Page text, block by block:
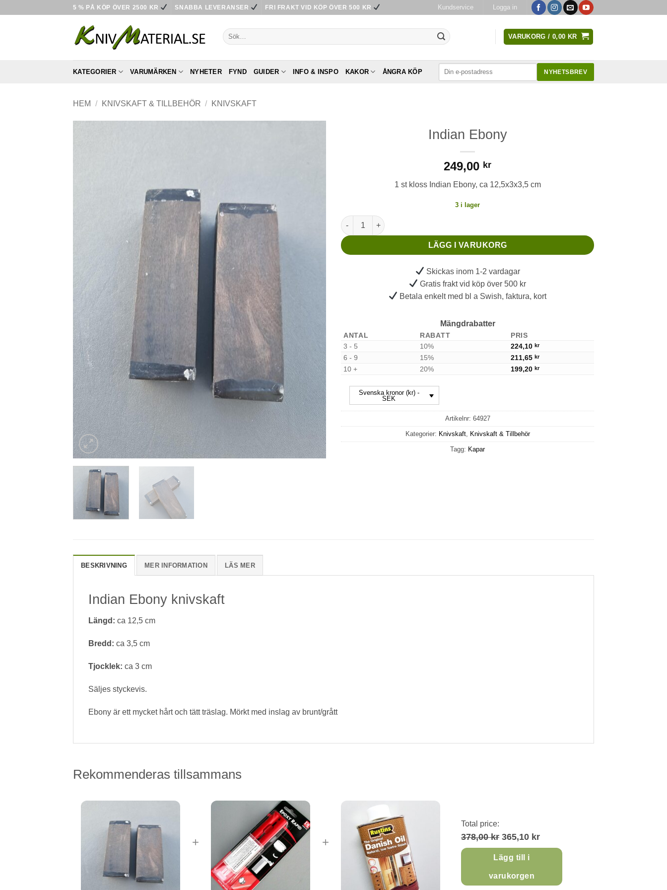
5 % PÅ KÖP ÖVER 2500 KR SNABBA LEVERANSER FRI FRAKT VID KÖP ÖVER 500 KR Kundservice Logga in
Sök
efter:
VARUKORG / 0,00 KR
KATEGORIER VARUMÄRKEN NYHETER FYND GUIDER INFO & INSPO KAKOR ÅNGRA KÖP NYHETSBREV
HEM / KNIVSKAFT & TILLBEHÖR / KNIVSKAFT
Indian Ebony
249,00 kr
1 st kloss Indian Ebony, ca 12,5x3x3,5 cm
3 i lager
Indian Ebony mängd
LÄGG I VARUKORG
Skickas inom 1-2 vardagar
Gratis frakt vid köp över 500 kr
Betala enkelt med bl a Swish, faktura, kort
Mängdrabatter
ANTAL RABATT
PRIS
3 - 5
10% 224,10 kr
6 - 9 15% 211,65 kr
10 + 20% 199,20 kr
Svenska kronor (kr) -
SEK
Artikelnr: 64927
Kategorier: Knivskaft, Knivskaft & Tillbehör
Tagg: Kapar
BESKRIVNING MER INFORMATION LÄS MER
Indian Ebony knivskaft
Längd: ca 12,5 cm
Bredd: ca 3,5 cm
Tjocklek: ca 3 cm
Säljes styckevis.
Ebony är ett mycket hårt och tätt träslag. Mörkt med inslag av brunt/grått
Rekommenderas tillsammans
+ +
Total price:
378,00 kr 365,10 kr
Lägg till i
varukorgen